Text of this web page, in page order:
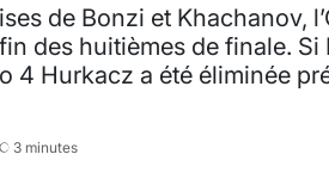
de Bonzi et Khachanov,
des huitièmes de finale.
4 Hurkacz a été éliminée
3 minutes